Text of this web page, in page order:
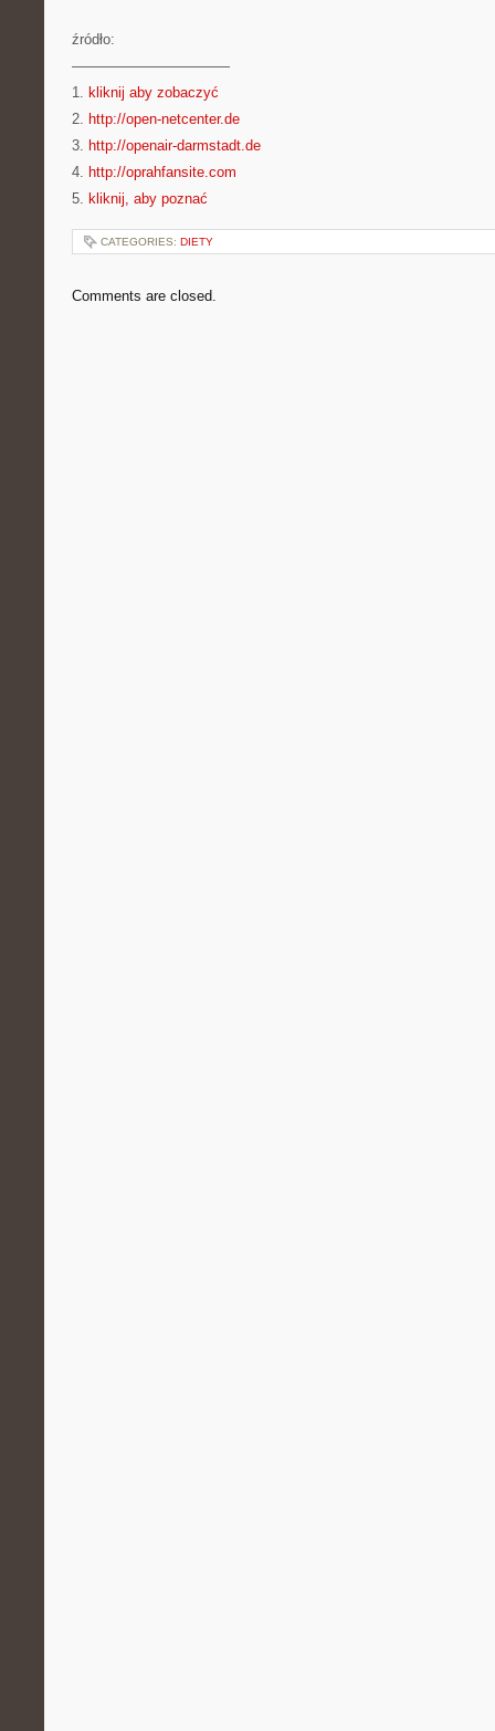
źródło:
———————————
1. kliknij aby zobaczyć
2. http://open-netcenter.de
3. http://openair-darmstadt.de
4. http://oprahfansite.com
5. kliknij, aby poznać
CATEGORIES: DIETY
Comments are closed.